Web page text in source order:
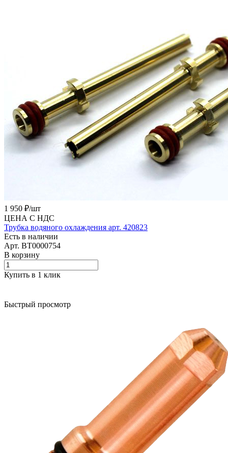
1 950 ₽/шт
ЦЕНА С НДС
Трубка водяного охлаждения арт. 420823
Есть в наличии
Арт. BT0000754
В корзину
Купить в 1 клик
Быстрый просмотр